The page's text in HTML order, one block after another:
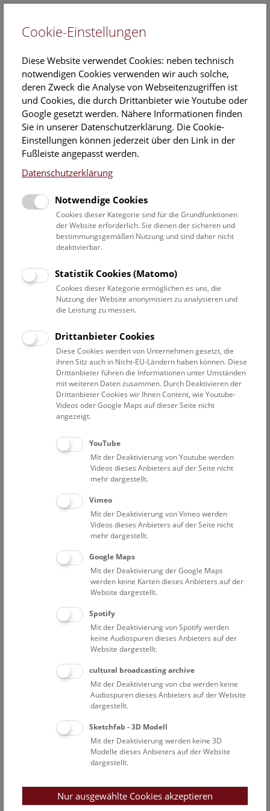
DE
Archäologie und Gesamtleitung
Dr. Veronika Holzer
Leiterin der Sammlung Späte Eisenzeit in der Prähistorischen
Abteilung des Naturhistorischen Museums Wien
Naturhistorisches Museum Wien/Prähistorische Abteilung
Burgring 7, 1010 Wien
Telefon und Fax: ++43 (01) 52177/281
e-mail: veronika.holzer@nhm-wien.ac.at
geboren 1960 in Wien
Schulausbildung und Matura 1978 in St. Pölten
1978 Studium der Ur- und Frühgeschichte und der
Klassischen Archäologie, der Numismatik, Geodäsie und
Photogrammetrie in Wien
Promotion Juli 1989.
seit 1982 Mitarbeit im Luftbildarchiv des Instituts für Ur-
und Frühgeschichte
seit 1985 Mitarbeit an verschiedenen FWF-
Forschungsprojekten (Kamptalprojekt, Pfahlbauprojekt
usw.), 1990-1992 Middlemanagement-Kurs mit Abschluß im
WIFI Wien, geprüfte Personalverrechnerin
1994 angestellt bei der IDEA (heute VIAS) im Luftbildarchiv
seit 1995 Vertragsbedienstete in der Prähistorischen
Abteilung des Naturhistorischen Museums Wien, Leiterin
der Sammlung Späte Eisenzeit, Fotoarchiv und Reprorechte
1995 Initiatorin und Leiterin des Projektes "Fürstensitz -
Keltenstadt" Sandberg
seit 2007 Vorsitzende des wissenschaflichen Vereins:
Keltenforschung Roseldorf - "Fürstensitz-Keltenstadt"
Cookie-Einstellungen
Diese Website verwendet Cookies: neben technisch
notwendigen Cookies verwenden wir auch solche,
deren Zweck die Analyse von Webseitenzugriffen ist
und Cookies, die durch Drittanbieter wie Youtube oder
Google gesetzt werden. Nähere Informationen finden
Sie in unserer Datenschutzerklärung. Die Cookie-
Einstellungen können jederzeit über den Link in der
Fußleiste angepasst werden.
Datenschutzerklärung
Notwendige Cookies
Cookies dieser Kategorie sind für die Grundfunktionen
der Website erforderlich. Sie dienen der sicheren und
bestimmungsgemäßen Nutzung und sind daher nicht
deaktivierbar.
Statistik Cookies (Matomo)
Cookies dieser Kategorie ermöglichen es uns, die
Nutzung der Website anonymisiert zu analysieren und
die Leistung zu messen.
Drittanbieter Cookies
Diese Cookies werden von Unternehmen gesetzt, die
ihren Sitz auch in Nicht-EU-Ländern haben können. Diese
Drittanbieter führen die Informationen unter Umständen
mit weiteren Daten zusammen. Durch Deaktivieren der
Drittanbieter Cookies wir Ihnen Content, wie Youtube-
Videos oder Google Maps auf dieser Seite nicht
angezeigt.
YouTube
Mit der Deaktivierung von Youtube werden
Videos dieses Anbieters auf der Seite nicht
mehr dargestellt.
Vimeo
Mit der Deaktivierung von Vimeo werden
Videos dieses Anbieters auf der Seite nicht
mehr dargestellt.
Google Maps
Mit der Deaktivierung der Google Maps
werden keine Karten dieses Anbieters auf der
Website dargestellt.
Spotify
Mit der Deaktivierung von Spotify werden
keine Audiospuren dieses Anbieters auf der
Website dargestellt.
cultural broadcasting archive
Mit der Deaktivierung von cba werden keine
Audiospuren dieses Anbieters auf der Website
dargestellt.
Sketchfab - 3D Modell
Mit der Deaktivierung werden keine 3D
Modelle dieses Anbieters auf der Website
dargestellt.
Nur ausgewählte Cookies akzeptieren